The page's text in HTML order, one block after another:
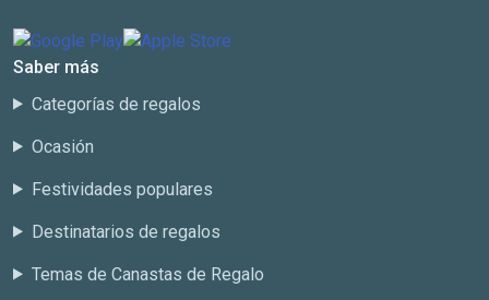
Saber más
Categorías de regalos
Ocasión
Festividades populares
Destinatarios de regalos
Temas de Canastas de Regalo